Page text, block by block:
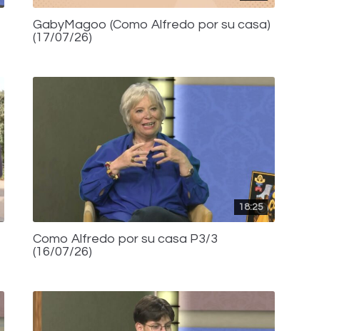
GabyMagoo (Como Alfredo por su casa)
(17/07/26)
18:25
Como Alfredo por su casa P3/3
(16/07/26)